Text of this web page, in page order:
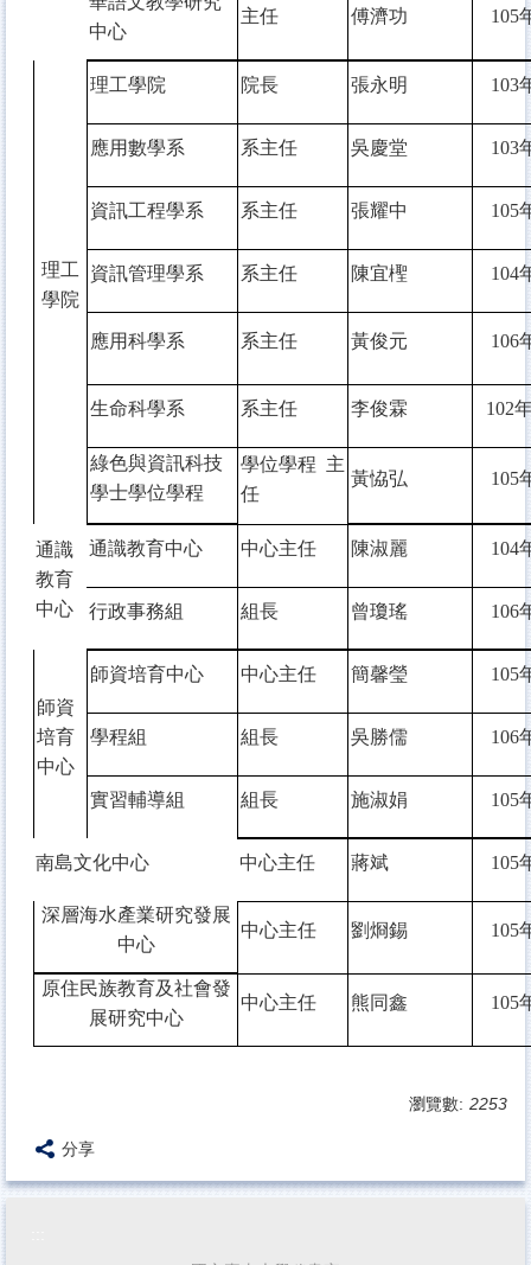
中心
主任 傅濟功 105
理工
學院
理工學院 院長 張永明 103
應用數學系 系主任 吳慶堂 103
資訊工程學系 系主任 張耀中 105
資訊管理學系 系主任 陳宜檉 104
應用科學系 系主任 黃俊元 106
生命科學系 系主任 李俊霖 102
綠色與資訊科技
學士學位學程
學位學程 主
任
黃恊弘 105
通識
教育
中心
通識教育中心 中心主任 陳淑麗 104
行政事務組 組長 曾瓊瑤 106
師資
培育
中心
師資培育中心 中心主任 簡馨瑩 105
學程組 組長 吳勝儒 106
實習輔導組 組長 施淑娟 105
南島文化中心 中心主任 蔣斌 105
深層海水產業研究發展
中心
中心主任 劉烱錫 105
原住民族教育及社會發
展研究中心
中心主任 熊同鑫 105
瀏覽數: 2253
分享